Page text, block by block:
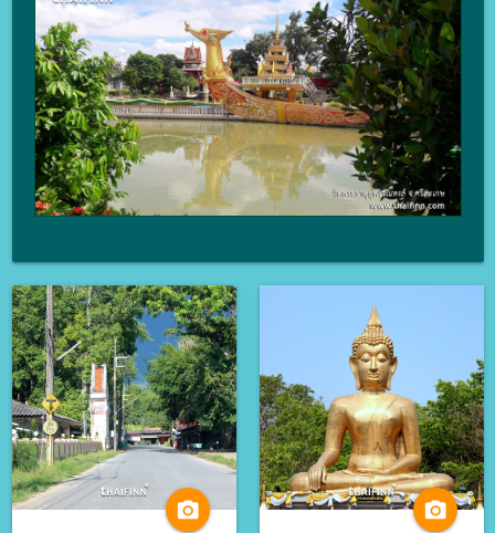
camera_alt camera_alt